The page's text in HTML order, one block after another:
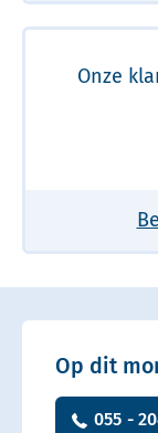
Onze
Op dit
055 -